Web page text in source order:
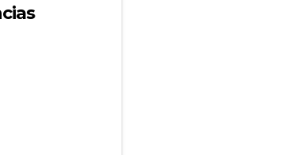
2024